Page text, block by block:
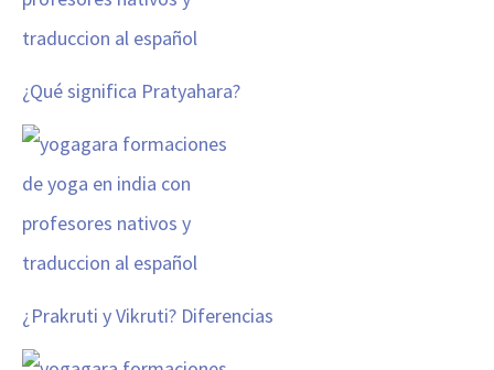
¿Qué significa Pratyahara?
¿Prakruti y Vikruti? Diferencias